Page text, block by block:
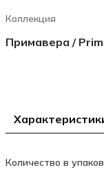
Коллекция
Примавера /
Количество в